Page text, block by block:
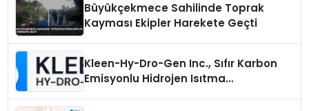
Büyükçekmece Sahilinde Toprak
Kayması Ekipler Harekete Geçti
Kleen-Hy-Dro-Gen Inc., Sıfır Karbon
Emisyonlu Hidrojen Isıtma